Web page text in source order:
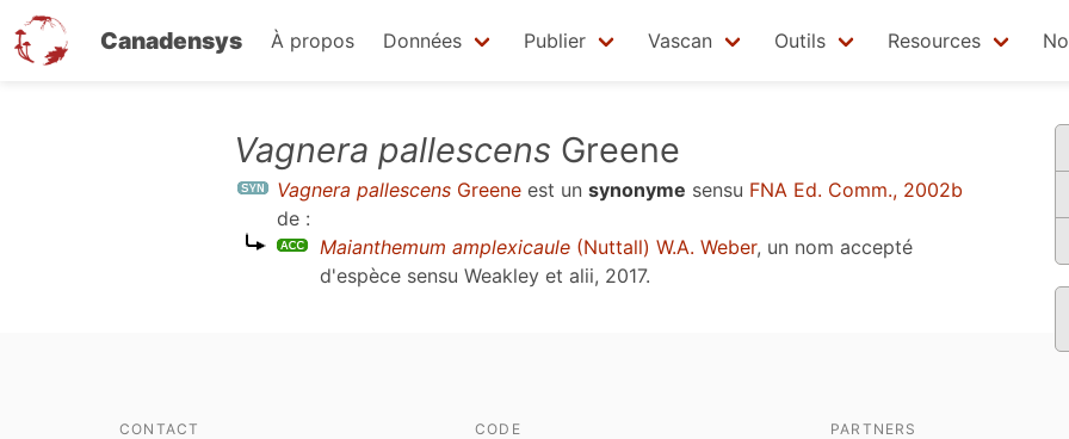
Canadensys À propos Données Publier Vascan Outils Resources
Vagnera pallescens Greene
Vagnera pallescens Greene est un synonyme sensu FNA Ed. Comm., 2002b
de :
Maianthemum amplexicaule (Nuttall) W.A. Weber, un nom accepté
d'espèce sensu Weakley et alii, 2017.
CONTACT CODE PARTNERS